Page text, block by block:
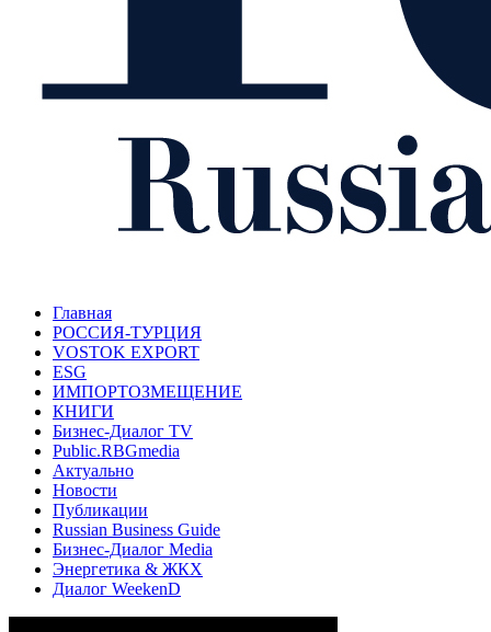
Главная
РОССИЯ-ТУРЦИЯ
VOSTOK EXPORT
ESG
ИМПОРТОЗМЕЩЕНИЕ
КНИГИ
Бизнес-Диалог TV
Public.RBGmedia
Актуально
Новости
Публикации
Russian Business Guide
Бизнес-Диалог Media
Энергетика & ЖКХ
Диалог WeekenD